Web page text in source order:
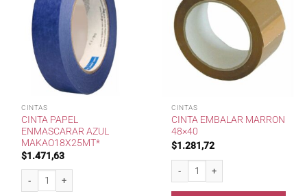
CINTAS
CINTA PAPEL
ENMASCARAR AZUL
MAKAO18X25MT*
$1.471,63
Cinta Papel Enmascarar Azul Makao18x25mt* cantidad
CINTAS
CINTA EMBALAR MARRON
48×40
$1.281,72